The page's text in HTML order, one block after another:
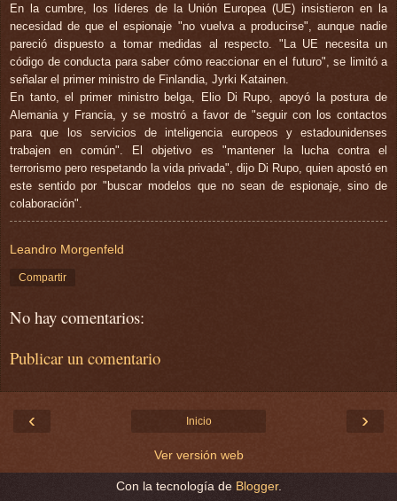
En la cumbre, los líderes de la Unión Europea (UE) insistieron en la
necesidad de que el espionaje "no vuelva a producirse", aunque nadie
pareció dispuesto a tomar medidas al respecto. "La UE necesita un
código de conducta para saber cómo reaccionar en el futuro", se limitó a
señalar el primer ministro de Finlandia, Jyrki Katainen.
En tanto, el primer ministro belga, Elio Di Rupo, apoyó la postura de
Alemania y Francia, y se mostró a favor de "seguir con los contactos
para que los servicios de inteligencia europeos y estadounidenses
trabajen en común". El objetivo es "mantener la lucha contra el
terrorismo pero respetando la vida privada", dijo Di Rupo, quien apostó en
este sentido por "buscar modelos que no sean de espionaje, sino de
colaboración".
Leandro Morgenfeld
Compartir
No hay comentarios:
Publicar un comentario
‹ ›
Inicio
Ver versión web
Con la tecnología de Blogger.